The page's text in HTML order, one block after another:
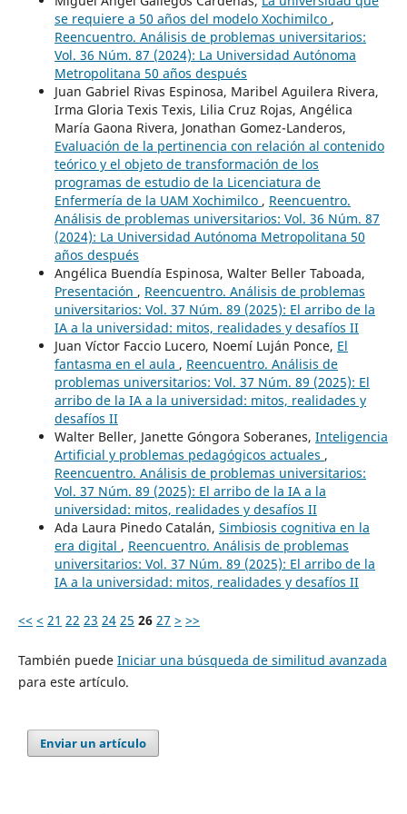
se requiere a 50 años del modelo Xochimilco ,
Reencuentro. Análisis de problemas universitarios:
Vol. 36 Núm. 87 (2024): La Universidad Autónoma
Metropolitana 50 años después
Juan Gabriel Rivas Espinosa, Maribel Aguilera Rivera,
Irma Gloria Texis Texis, Lilia Cruz Rojas, Angélica
María Gaona Rivera, Jonathan Gomez-Landeros,
Evaluación de la pertinencia con relación al contenido
teórico y el objeto de transformación de los
programas de estudio de la Licenciatura de
Enfermería de la UAM Xochimilco , Reencuentro.
Análisis de problemas universitarios: Vol. 36 Núm. 87
(2024): La Universidad Autónoma Metropolitana 50
años después
Angélica Buendía Espinosa, Walter Beller Taboada,
Presentación , Reencuentro. Análisis de problemas
universitarios: Vol. 37 Núm. 89 (2025): El arribo de la
IA a la universidad: mitos, realidades y desafíos II
Juan Víctor Faccio Lucero, Noemí Luján Ponce, El
fantasma en el aula , Reencuentro. Análisis de
problemas universitarios: Vol. 37 Núm. 89 (2025): El
arribo de la IA a la universidad: mitos, realidades y
desafíos II
Walter Beller, Janette Góngora Soberanes, Inteligencia
Artificial y problemas pedagógicos actuales ,
Reencuentro. Análisis de problemas universitarios:
Vol. 37 Núm. 89 (2025): El arribo de la IA a la
universidad: mitos, realidades y desafíos II
Ada Laura Pinedo Catalán, Simbiosis cognitiva en la
era digital , Reencuentro. Análisis de problemas
universitarios: Vol. 37 Núm. 89 (2025): El arribo de la
IA a la universidad: mitos, realidades y desafíos II
<< < 21 22 23 24 25 26 27 > >>
También puede Iniciar una búsqueda de similitud avanzada
para este artículo.
Enviar un artículo